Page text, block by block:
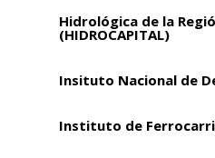
Hidrológica de la
(HIDROCAPITAL)
Insituto Nacional de
Instituto de